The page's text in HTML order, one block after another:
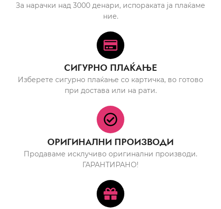
За нарачки над 3000 денари, испораката ја плаќаме
ние.
СИГУРНО ПЛАЌАЊЕ
Изберете сигурно плаќање со картичка, во готово
при достава или на рати.
ОРИГИНАЛНИ ПРОИЗВОДИ
Продаваме исклучиво оригинални производи.
ГАРАНТИРАНО!